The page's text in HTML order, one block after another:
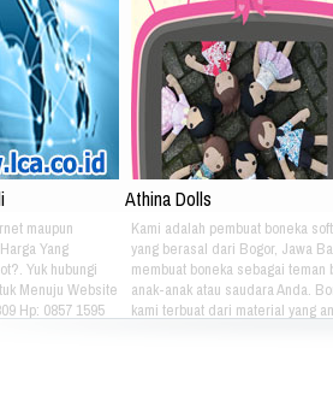
maupun
Yang
Yuk hubungi
Menuju Website
Hp: 0857 1595
Athina Dolls
Kami adalah pembuat boneka
yang berasal dari Bogor, Jawa
membuat boneka sebagai teman
anak-anak atau saudara Anda.
kami terbuat dari material yang